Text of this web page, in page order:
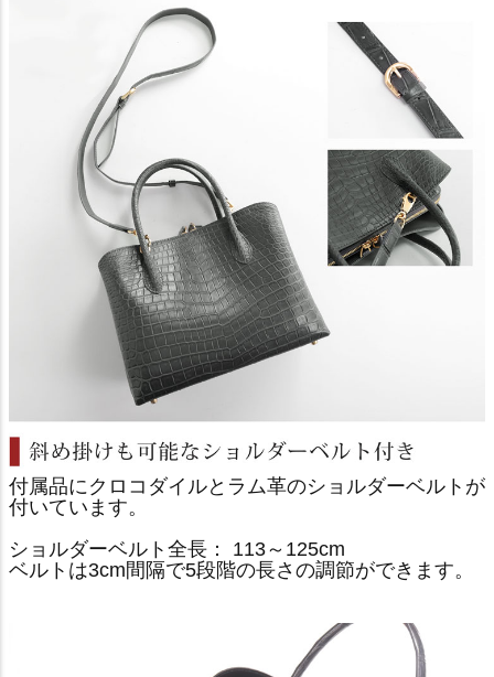
付属品にクロコダイルとラム革のショルダーベルトが
付いています。
ショルダーベルト全長： 113～125cm
ベルトは3cm間隔で5段階の長さの調節ができます。